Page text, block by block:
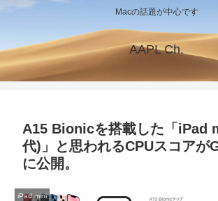
Macの話題が中心です
AAPL Ch.
A15 Bionicを搭載した「iPad
代)」と思われるCPUスコアが
に公開。
iPad mini